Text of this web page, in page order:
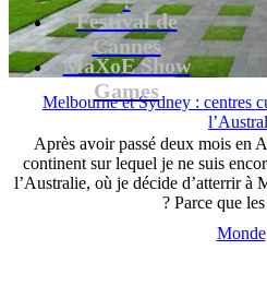
Festival de
Cannes
MaXoE Show
Games
Melbourne et Sydney : centres
Après avoir passé deux mois en
continent sur lequel je ne suis
l’Australie, où je décide d’atterrir à
? Parce que
Monde